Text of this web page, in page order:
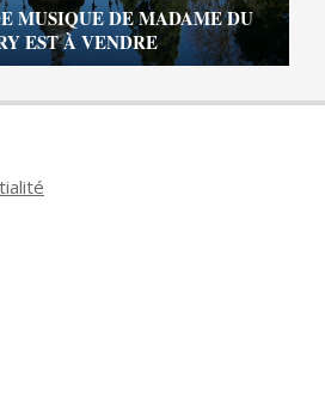
MUSIQUE DE MADAME DU
EST À VENDRE